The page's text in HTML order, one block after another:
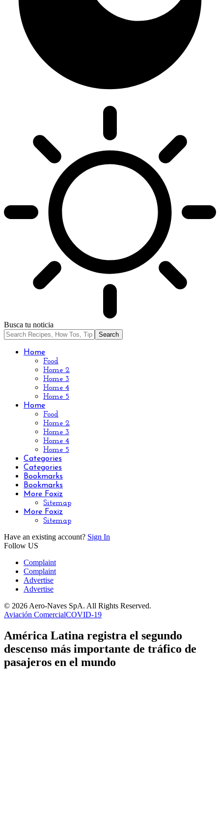
Busca tu noticia
Home
Food
Home 2
Home 3
Home 4
Home 5
Home
Food
Home 2
Home 3
Home 4
Home 5
Categories
Categories
Bookmarks
Bookmarks
More Foxiz
Sitemap
More Foxiz
Sitemap
Have an existing account? Sign In
Follow US
Complaint
Complaint
Advertise
Advertise
© 2026 Aero-Naves SpA. All Rights Reserved.
Aviación ComercialCOVID-19
América Latina registra el segundo
descenso más importante de tráfico de
pasajeros en el mundo